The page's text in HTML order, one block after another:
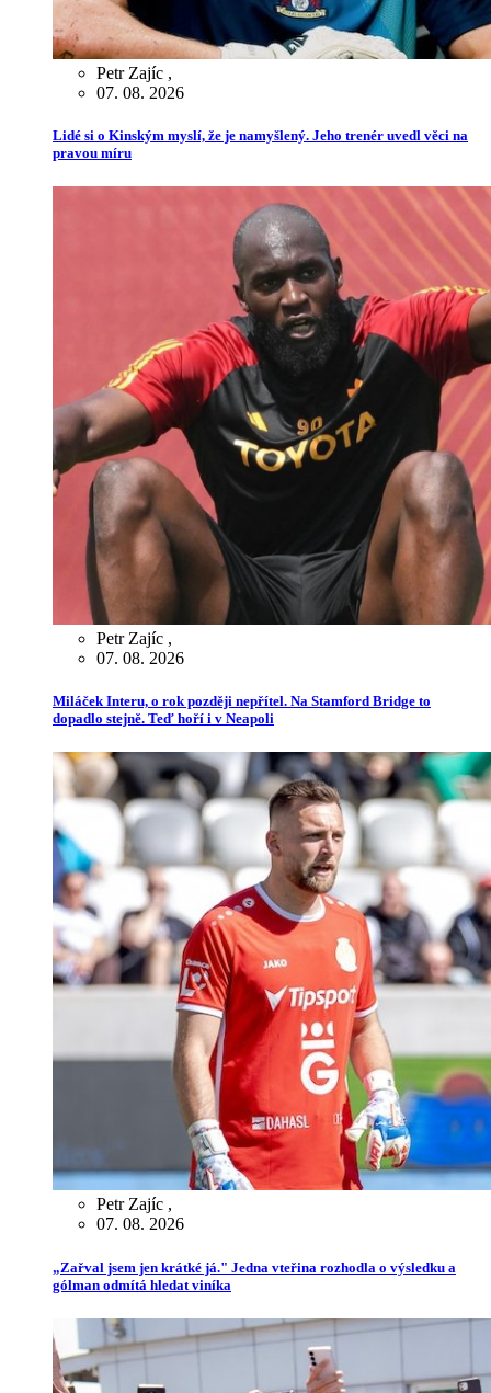
Petr Zajíc ,
07. 08. 2026
Lidé si o Kinským myslí, že je namyšlený. Jeho trenér uvedl věci na
pravou míru
Petr Zajíc ,
07. 08. 2026
Miláček Interu, o rok později nepřítel. Na Stamford Bridge to
dopadlo stejně. Teď hoří i v Neapoli
Petr Zajíc ,
07. 08. 2026
„Zařval jsem jen krátké já." Jedna vteřina rozhodla o výsledku a
gólman odmítá hledat viníka